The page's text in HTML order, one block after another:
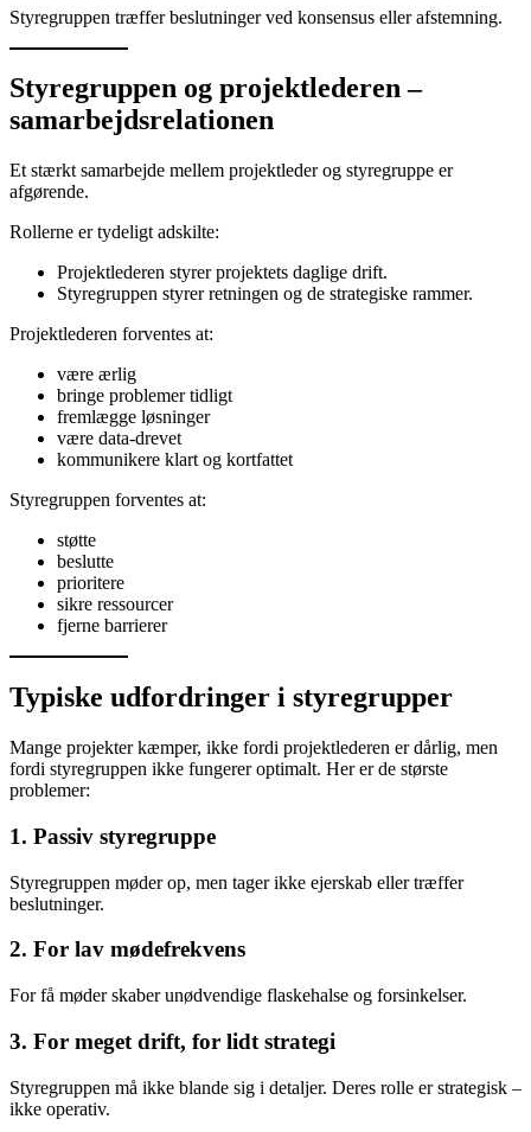
Styregruppen træffer beslutninger ved konsensus eller afstemning.
Styregruppen og projektlederen –
samarbejdsrelationen
Et stærkt samarbejde mellem projektleder og styregruppe er
afgørende.
Rollerne er tydeligt adskilte:
Projektlederen styrer projektets daglige drift.
Styregruppen styrer retningen og de strategiske rammer.
Projektlederen forventes at:
være ærlig
bringe problemer tidligt
fremlægge løsninger
være data-drevet
kommunikere klart og kortfattet
Styregruppen forventes at:
støtte
beslutte
prioritere
sikre ressourcer
fjerne barrierer
Typiske udfordringer i styregrupper
Mange projekter kæmper, ikke fordi projektlederen er dårlig, men
fordi styregruppen ikke fungerer optimalt. Her er de største
problemer:
1. Passiv styregruppe
Styregruppen møder op, men tager ikke ejerskab eller træffer
beslutninger.
2. For lav mødefrekvens
For få møder skaber unødvendige flaskehalse og forsinkelser.
3. For meget drift, for lidt strategi
Styregruppen må ikke blande sig i detaljer. Deres rolle er strategisk –
ikke operativ.